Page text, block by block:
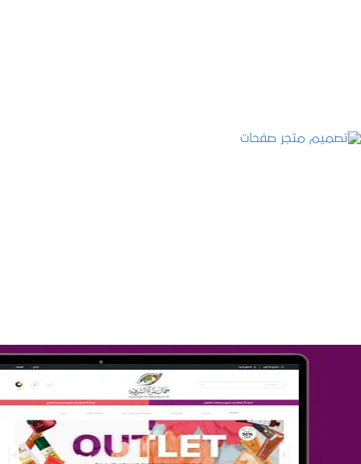
تصميم متجر جمال المرأة الشرقية